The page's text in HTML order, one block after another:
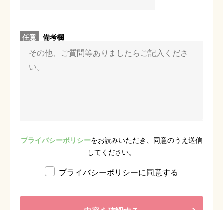
任意 備考欄
プライバシーポリシーをお読みいただき、同意のうえ送信
してください。
プライバシーポリシーに同意する